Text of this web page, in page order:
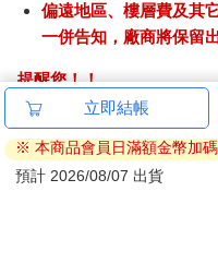
偏遠地區、樓層費及其
一併告知，廠商將保留
提醒您！！
金石堂及銀行均不會請您
ATM提款機，請不要聽從
退換貨須知：
立即結帳
※ 本商品會員日滿額金幣加
預計 2026/08/07 出貨